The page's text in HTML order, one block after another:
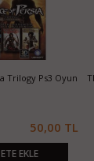
Trilogy Ps3 Oyun
50,00 TL
EKLE